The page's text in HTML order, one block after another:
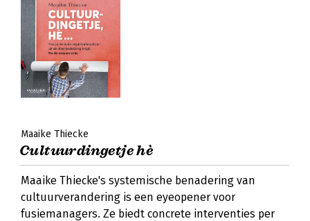
Maaike Thiecke
Cultuurdingetje hè
Maaike Thiecke's systemische benadering van
cultuurverandering is een eyeopener voor
fusiemanagers. Ze biedt concrete interventies per